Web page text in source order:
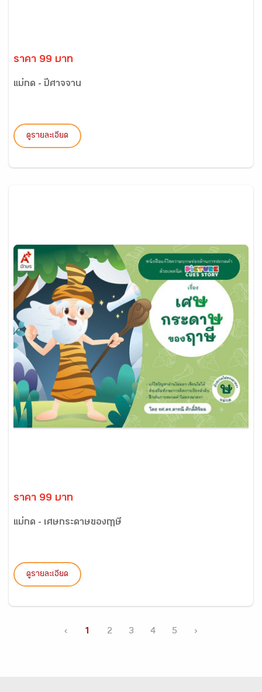
ราคา 99 บาท
แม่กด - ปีศาจจาน
ดูรายละเอียด
ราคา 99 บาท
แม่กด - เศษกระดาษของฤาษี
ดูรายละเอียด
‹ 1 2 3 4 5 ›